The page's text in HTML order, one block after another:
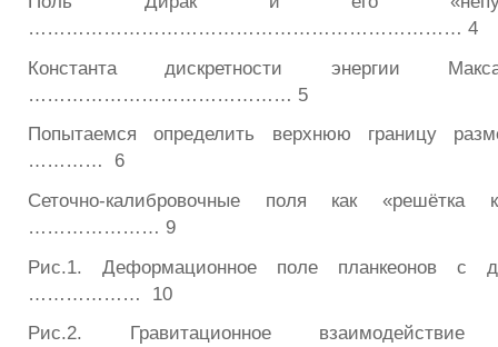
…………………………………………………………… 4
Константа дискретности энергии
…………………………………… 5
Попытаемся определить верхнюю границу
………… 6
Сеточно-калибровочные поля как
………………… 9
Рис.1. Деформационное поле планкеонов с
……………… 10
Рис.2. Гравитационное